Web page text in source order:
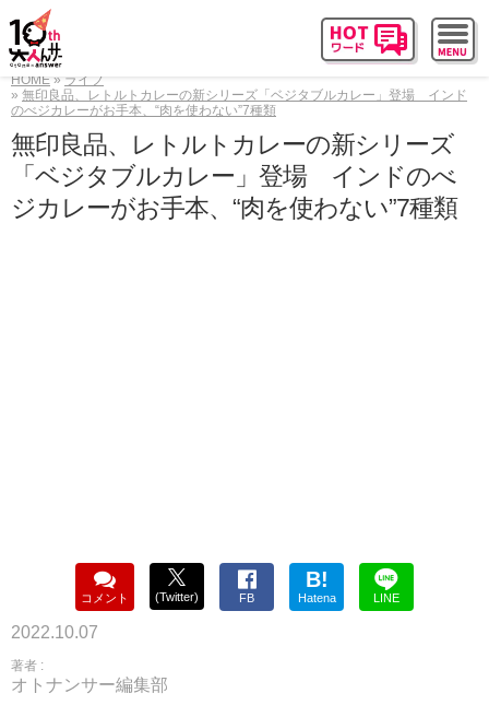
HOME
ライフ
無印良品、レトルトカレーの新シリーズ「ベジタブルカレー」登場 インド
のべジカレーがお手本、“肉を使わない”7種類
無印良品、レトルトカレーの新シリーズ
「ベジタブルカレー」登場 インドのべ
ジカレーがお手本、“肉を使わない”7種類
コメント (Twitter) FB
B!
Hatena LINE
2022.10.07
著者 :
オトナンサー編集部